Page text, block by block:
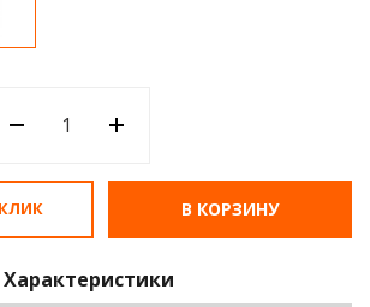
В КОРЗИНУ
Характеристики